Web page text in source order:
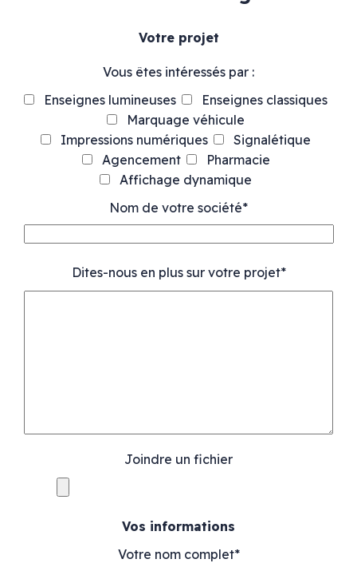
Votre projet
Vous êtes intéressés par :
Enseignes lumineuses
Enseignes classiques
Marquage véhicule
Impressions numériques
Signalétique
Agencement
Pharmacie
Affichage dynamique
Nom de votre société*
Dites-nous en plus sur votre projet*
Joindre un fichier
Vos informations
Votre nom complet*